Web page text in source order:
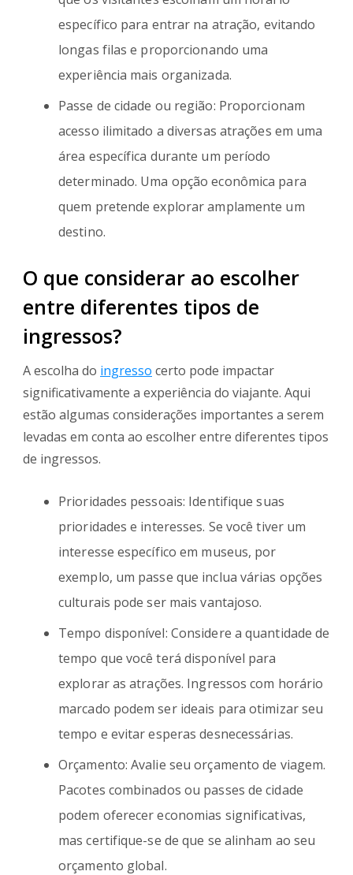
específico para entrar na atração, evitando
longas filas e proporcionando uma
experiência mais organizada.
Passe de cidade ou região: Proporcionam
acesso ilimitado a diversas atrações em uma
área específica durante um período
determinado. Uma opção econômica para
quem pretende explorar amplamente um
destino.
O que considerar ao escolher
entre diferentes tipos de
ingressos?
A escolha do ingresso certo pode impactar
significativamente a experiência do viajante. Aqui
estão algumas considerações importantes a serem
levadas em conta ao escolher entre diferentes tipos
de ingressos.
Prioridades pessoais: Identifique suas
prioridades e interesses. Se você tiver um
interesse específico em museus, por
exemplo, um passe que inclua várias opções
culturais pode ser mais vantajoso.
Tempo disponível: Considere a quantidade de
tempo que você terá disponível para
explorar as atrações. Ingressos com horário
marcado podem ser ideais para otimizar seu
tempo e evitar esperas desnecessárias.
Orçamento: Avalie seu orçamento de viagem.
Pacotes combinados ou passes de cidade
podem oferecer economias significativas,
mas certifique-se de que se alinham ao seu
orçamento global.